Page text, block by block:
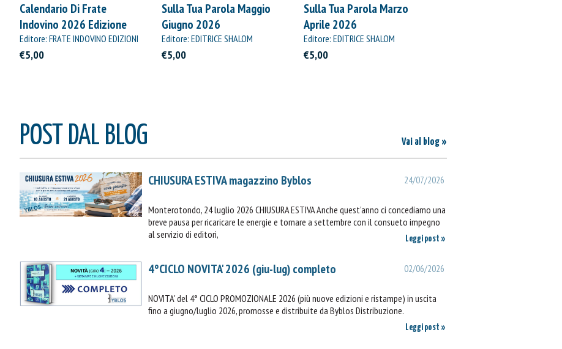
Calendario Di Frate
Indovino 2026 Edizione
Straordinaria
Editore: FRATE INDOVINO EDIZIONI
€5,00
Sulla Tua Parola Maggio
Giugno 2026
Editore: EDITRICE SHALOM
€5,00
Sulla Tua Parola Marzo
Aprile 2026
Editore: EDITRICE SHALOM
€5,00
POST DAL BLOG Vai al blog »
CHIUSURA ESTIVA magazzino Byblos 24/07/2026
Monterotondo, 24 luglio 2026 CHIUSURA ESTIVA Anche quest'anno ci concediamo una
breve pausa per ricaricare le energie e tornare a settembre con il consueto impegno
al servizio di editori,
Leggi post »
4°CICLO NOVITA' 2026 (giu-lug) completo 02/06/2026
NOVITA' del 4° CICLO PROMOZIONALE 2026 (più nuove edizioni e ristampe) in uscita
fino a giugno/luglio 2026, promosse e distribuite da Byblos Distribuzione.
Leggi post »